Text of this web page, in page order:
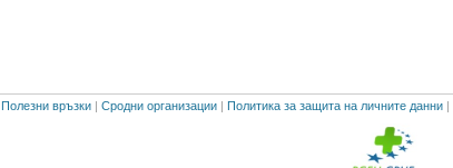
Полезни връзки | Сродни организации | Политика за защита на личните данни |